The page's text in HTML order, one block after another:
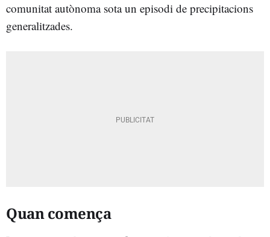
comunitat autònoma sota un episodi de precipitacions
generalitzades.
Quan comença